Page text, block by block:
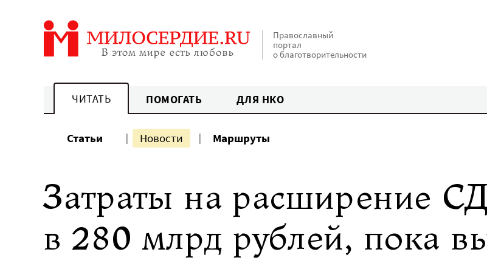
Православный
портал
о благотворительности
ЧИТАТЬ ПОМОГАТЬ ДЛЯ НКО
Статьи Новости Маршруты
Затраты на расширение
в 280 млрд рублей, пока